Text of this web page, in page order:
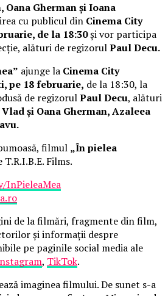
Oana Gherman și Ioana
cu publicul din Cinema City
de la 18:30și vor participa
alături de regizorulPaul Decu.
ajunge la Cinema City
pe 18 februarie, de la 18:30, la
de regizorulPaul Decu, alături
și Oana Gherman, Azaleea
filmul „În pielea
Films.
de la filmări, fragmente din film,
și informații despre
pe paginile social media ale
, TikTok.
imaginea filmului. De sunet s-a